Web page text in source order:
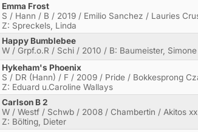
Emma Frost
S / Hann / B / 2019 / Emilio Sanchez / Lauries
Z: Spreckels, Linda
Happy Bumblebee
W / Grpf.o.R / Schi / 2010 / B: Baumeister, Simone
Hykeham's Phoenix
S / DR (Hann) / F / 2009 / Pride / Bokkesprong
Z: Eduard u.Caroline Wallays
Carlson B 2
W / Westf / Schwb / 2008 / Chambertin / Akitos
Z: Bölting, Dieter